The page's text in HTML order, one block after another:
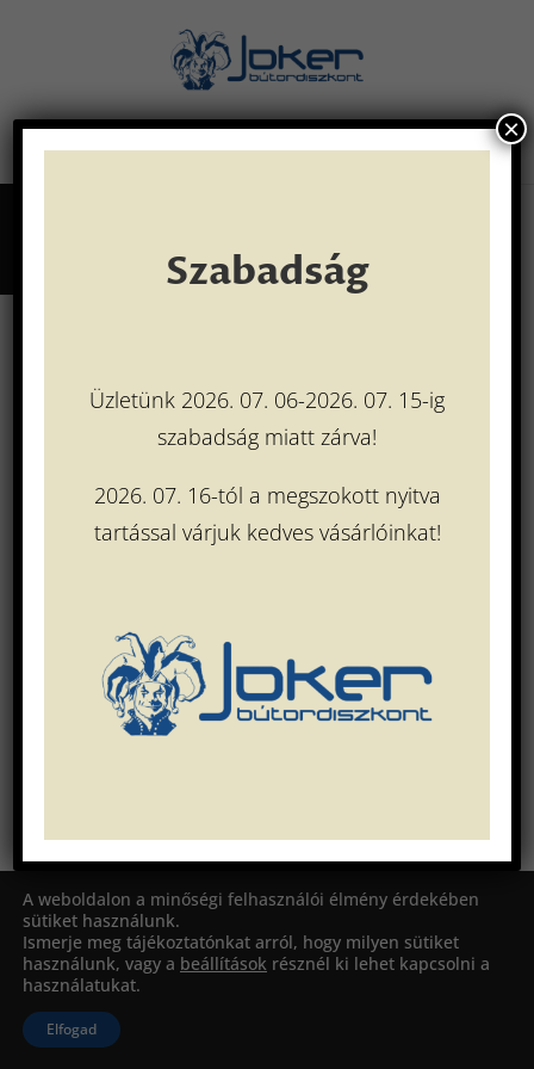
Látogassa meg Facebook oldalunkat is!
Szabadság
Üzletünk 2026. 07. 06-2026. 07. 15-ig
szabadság miatt zárva!
2026. 07. 16-tól a megszokott nyitva
tartással várjuk kedves vásárlóinkat!
×
A weboldalon a minőségi felhasználói élmény érdekében
sütiket használunk.
Ismerje meg tájékoztatónkat arról, hogy milyen sütiket
használunk, vagy a beállítások résznél ki lehet kapcsolni a
használatukat.
Elfogad